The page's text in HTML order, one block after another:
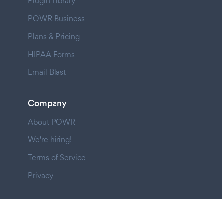
POWR Business
Plans & Pricing
HIPAA Forms
Email Blast
Company
About POWR
We're hiring!
Terms of Service
Privacy